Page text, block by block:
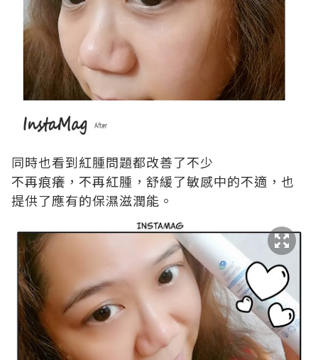
同時也看到紅腫問題都改善了不少
不再痕癢，不再紅腫，舒緩了敏感中的不適，也
提供了應有的保濕滋潤能。